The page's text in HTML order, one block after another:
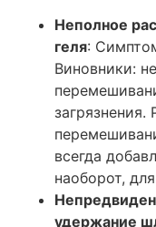
Неполное
геля:
Виновники:
всегда
наоборот,
удержание